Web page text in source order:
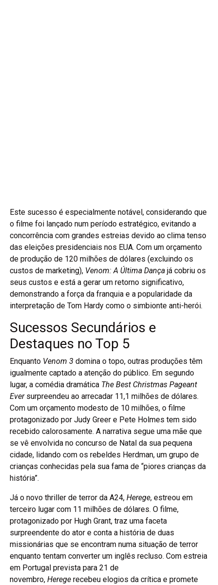
Este sucesso é especialmente notável, considerando que
o filme foi lançado num período estratégico, evitando a
concorrência com grandes estreias devido ao clima tenso
das eleições presidenciais nos EUA. Com um orçamento
de produção de 120 milhões de dólares (excluindo os
custos de marketing), Venom: A Última Dança já cobriu os
seus custos e está a gerar um retorno significativo,
demonstrando a força da franquia e a popularidade da
interpretação de Tom Hardy como o simbionte anti-herói.
Sucessos Secundários e
Destaques no Top 5
Enquanto Venom 3 domina o topo, outras produções têm
igualmente captado a atenção do público. Em segundo
lugar, a comédia dramática The Best Christmas Pageant
Eversurpreendeu ao arrecadar 11,1 milhões de dólares.
Com um orçamento modesto de 10 milhões, o filme
protagonizado por Judy Greer e Pete Holmes tem sido
recebido calorosamente. A narrativa segue uma mãe que
se vê envolvida no concurso de Natal da sua pequena
cidade, lidando com os rebeldes Herdman, um grupo de
crianças conhecidas pela sua fama de “piores crianças da
história”.
Já o novo thriller de terror da A24, Herege, estreou em
terceiro lugar com 11 milhões de dólares. O filme,
protagonizado por Hugh Grant, traz uma faceta
surpreendente do ator e conta a história de duas
missionárias que se encontram numa situação de terror
enquanto tentam converter um inglês recluso. Com estreia
em Portugal prevista para 21 de
novembro, Herege recebeu elogios da crítica e promete